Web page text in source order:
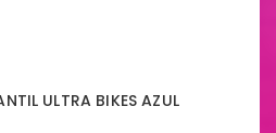
ULTRA BIKES AZUL